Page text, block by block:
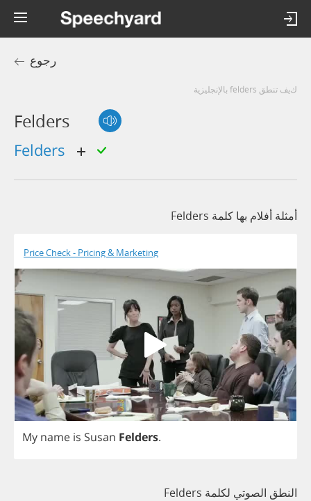
رجوع
كيف تنطق felders بالإنجليزية
Felders
felders
أمثلة أفلام بها كلمة Felders
Price Check - Pricing & Marketing
My name is Susan Felders.
النطق الصوتي لكلمة Felders